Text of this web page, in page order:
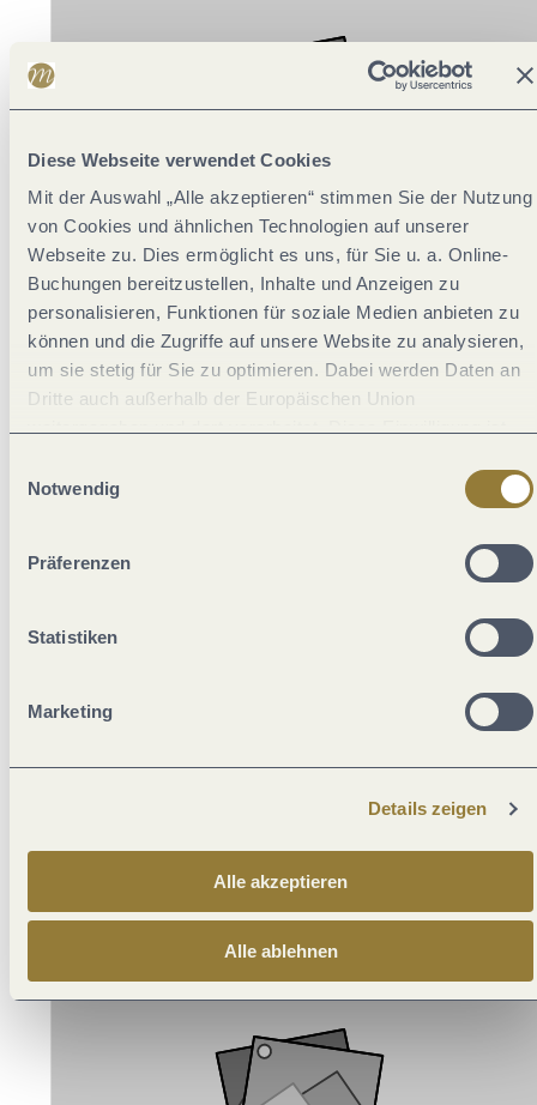
Diese Webseite verwendet Cookies
Mit der Auswahl „Alle akzeptieren“ stimmen Sie der Nutzung
von Cookies und ähnlichen Technologien auf unserer
Webseite zu. Dies ermöglicht es uns, für Sie u. a. Online-
Buchungen bereitzustellen, Inhalte und Anzeigen zu
personalisieren, Funktionen für soziale Medien anbieten zu
können und die Zugriffe auf unsere Website zu analysieren,
um sie stetig für Sie zu optimieren. Dabei werden Daten an
Dritte auch außerhalb der Europäischen Union
Auswahl "Alle ablehnen" kann es zu Beeinträchtigungen in
Notwendig
Präferenzen
Statistiken
Marketing
Details zeigen
Alle akzeptieren
Alle ablehnen